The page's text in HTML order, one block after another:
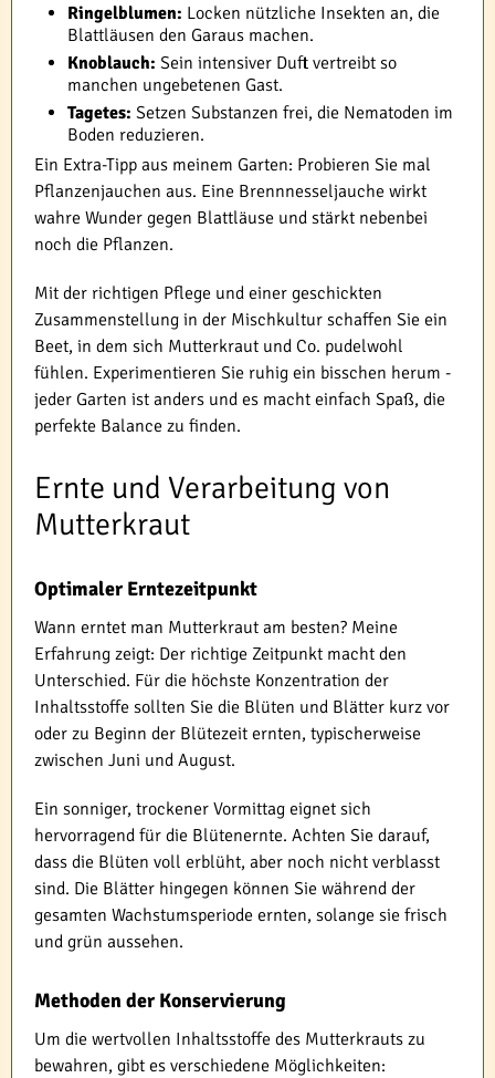
Ringelblumen: Locken nützliche Insekten an, die
Blattläusen den Garaus machen.
Knoblauch: Sein intensiver Duft vertreibt so
manchen ungebetenen Gast.
Tagetes: Setzen Substanzen frei, die Nematoden im
Boden reduzieren.
Ein Extra-Tipp aus meinem Garten: Probieren Sie mal
Pflanzenjauchen aus. Eine Brennnesseljauche wirkt
wahre Wunder gegen Blattläuse und stärkt nebenbei
noch die Pflanzen.
Mit der richtigen Pflege und einer geschickten
Zusammenstellung in der Mischkultur schaffen Sie ein
Beet, in dem sich Mutterkraut und Co. pudelwohl
fühlen. Experimentieren Sie ruhig ein bisschen herum -
jeder Garten ist anders und es macht einfach Spaß, die
perfekte Balance zu finden.
Ernte und Verarbeitung von
Mutterkraut
Optimaler Erntezeitpunkt
Wann erntet man Mutterkraut am besten? Meine
Erfahrung zeigt: Der richtige Zeitpunkt macht den
Unterschied. Für die höchste Konzentration der
Inhaltsstoffe sollten Sie die Blüten und Blätter kurz vor
oder zu Beginn der Blütezeit ernten, typischerweise
zwischen Juni und August.
Ein sonniger, trockener Vormittag eignet sich
hervorragend für die Blütenernte. Achten Sie darauf,
dass die Blüten voll erblüht, aber noch nicht verblasst
sind. Die Blätter hingegen können Sie während der
gesamten Wachstumsperiode ernten, solange sie frisch
und grün aussehen.
Methoden der Konservierung
Um die wertvollen Inhaltsstoffe des Mutterkrauts zu
bewahren, gibt es verschiedene Möglichkeiten: